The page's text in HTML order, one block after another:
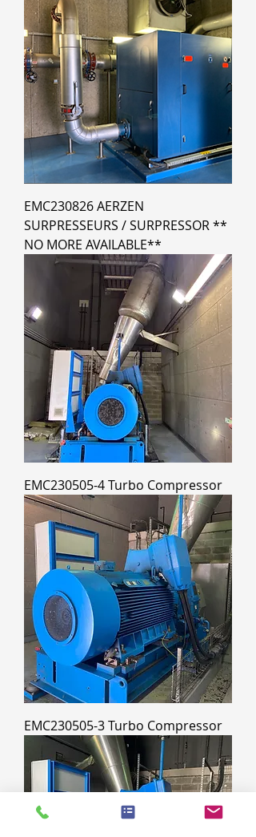
EMC230826 AERZEN
SURPRESSEURS / SURPRESSOR **
NO MORE AVAILABLE**
EMC230505-4 Turbo Compressor
EMC230505-3 Turbo Compressor